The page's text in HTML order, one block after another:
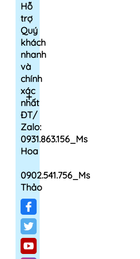
Hỗ
trợ
Quý
khách
nhanh
và
chính
xác
nhất
ĐT/
Zalo:
0931.863.156_Ms
Hoa
0902.541.756_Ms
Thảo